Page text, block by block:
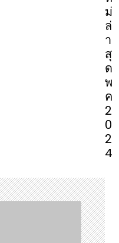
ม่
ล่
า
สุ
ด
พ
ค
2
0
2
4